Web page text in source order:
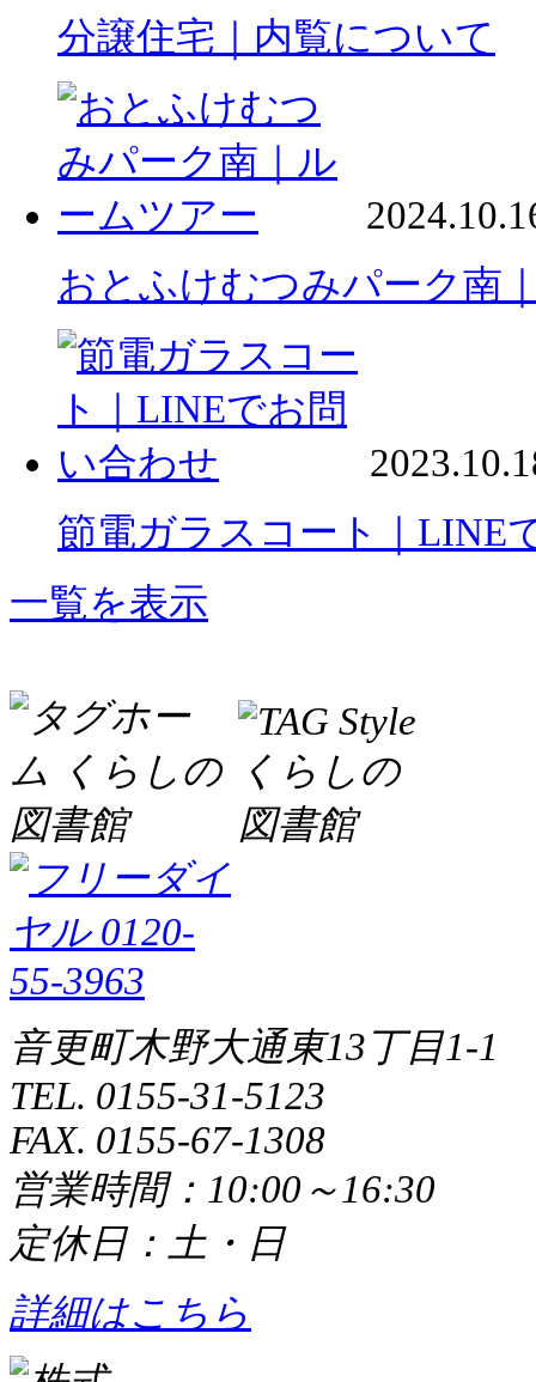
分譲住宅｜内覧について
おとふけむつみパーク南
節電ガラスコート｜LINE
一覧を表示
音更町木野大通東13丁目1-1
TEL. 0155-31-5123
FAX. 0155-67-1308
営業時間：10:00～16:30
定休日：土・日
詳細はこちら